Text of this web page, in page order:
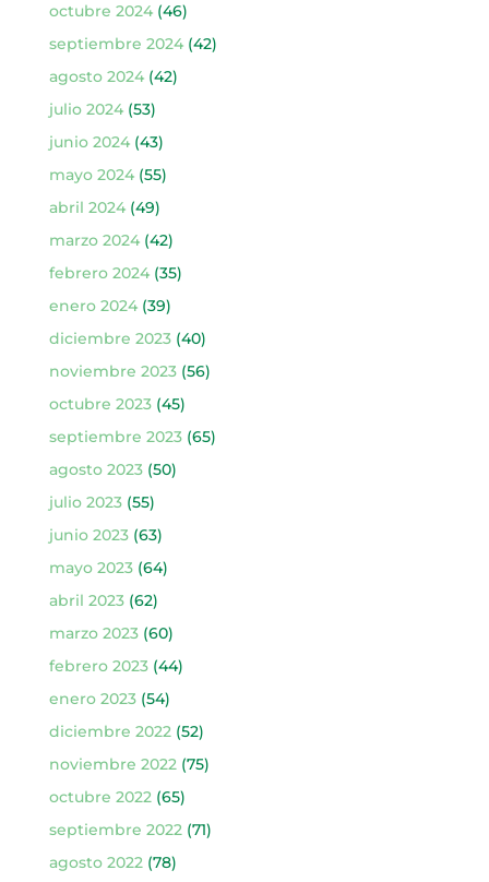
octubre 2024(46)
septiembre 2024(42)
agosto 2024(42)
julio 2024(53)
junio 2024(43)
mayo 2024(55)
abril 2024(49)
marzo 2024(42)
febrero 2024(35)
enero 2024(39)
diciembre 2023(40)
noviembre 2023(56)
octubre 2023(45)
septiembre 2023(65)
agosto 2023(50)
julio 2023(55)
junio 2023(63)
mayo 2023(64)
abril 2023(62)
marzo 2023(60)
febrero 2023(44)
enero 2023(54)
diciembre 2022(52)
noviembre 2022(75)
octubre 2022(65)
septiembre 2022(71)
agosto 2022(78)